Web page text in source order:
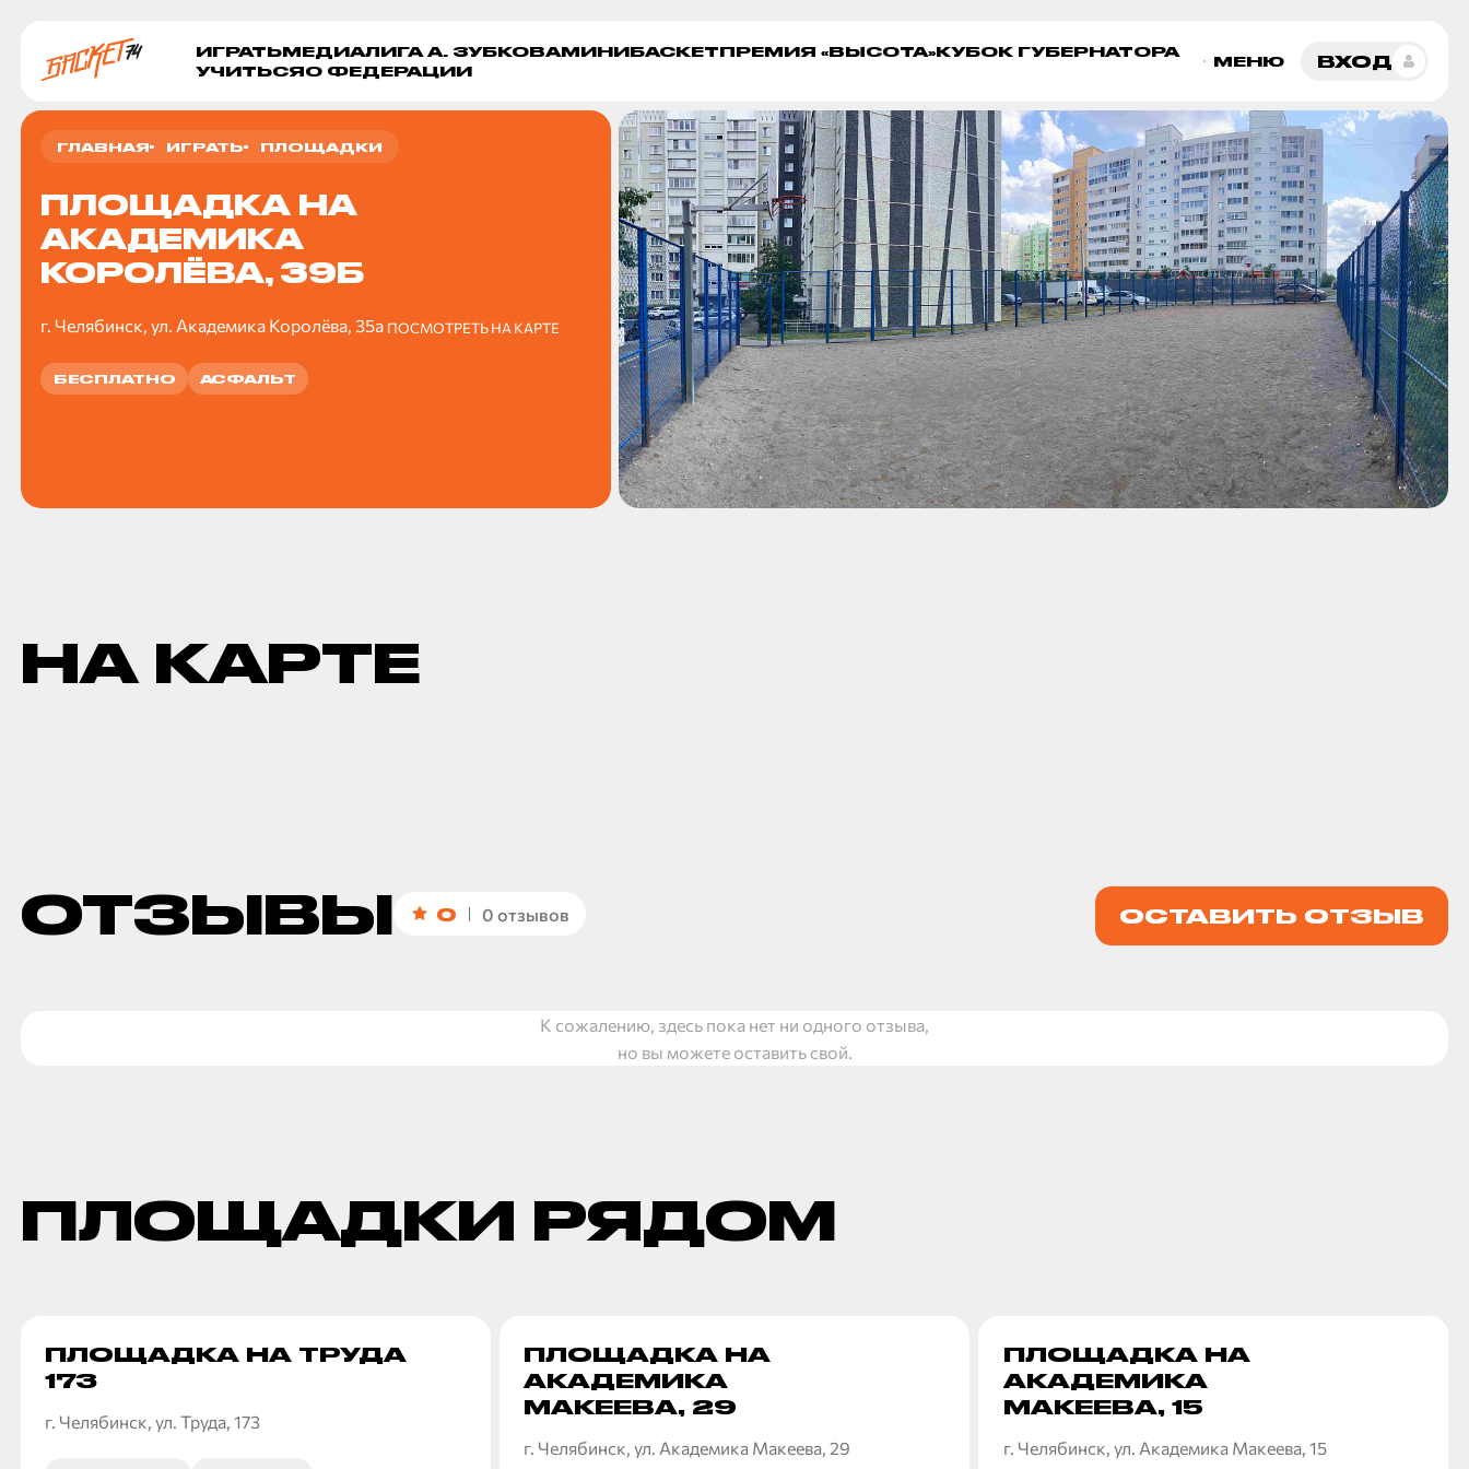
ИГРАТЬМЕДИАЛИГА А. ЗУБКОВАМИНИБАСКЕТПРЕМИЯ «ВЫСОТА»КУБОК ГУБЕРНАТОРА
УЧИТЬСЯО ФЕДЕРАЦИИ
МЕНЮ ВХОД
ГЛАВНАЯ ИГРАТЬ ПЛОЩАДКИ
ПЛОЩАДКА НА
АКАДЕМИКА
КОРОЛЁВА, 39Б
г. Челябинск, ул. Академика Королёва, 35а ПОСМОТРЕТЬ НА КАРТЕ
БЕСПЛАТНО АСФАЛЬТ
НА КАРТЕ
ОТЗЫВЫ 0 0 отзывов ОСТАВИТЬ ОТЗЫВ
К сожалению, здесь пока нет ни одного отзыва,
но вы можете оставить свой.
ПЛОЩАДКИ РЯДОМ
ПЛОЩАДКА НА ТРУДА
173
г. Челябинск, ул. Труда, 173
ПЛОЩАДКА НА
АКАДЕМИКА
МАКЕЕВА, 29
г. Челябинск, ул. Академика Макеева, 29
ПЛОЩАДКА НА
АКАДЕМИКА
МАКЕЕВА, 15
г. Челябинск, ул. Академика Макеева, 15